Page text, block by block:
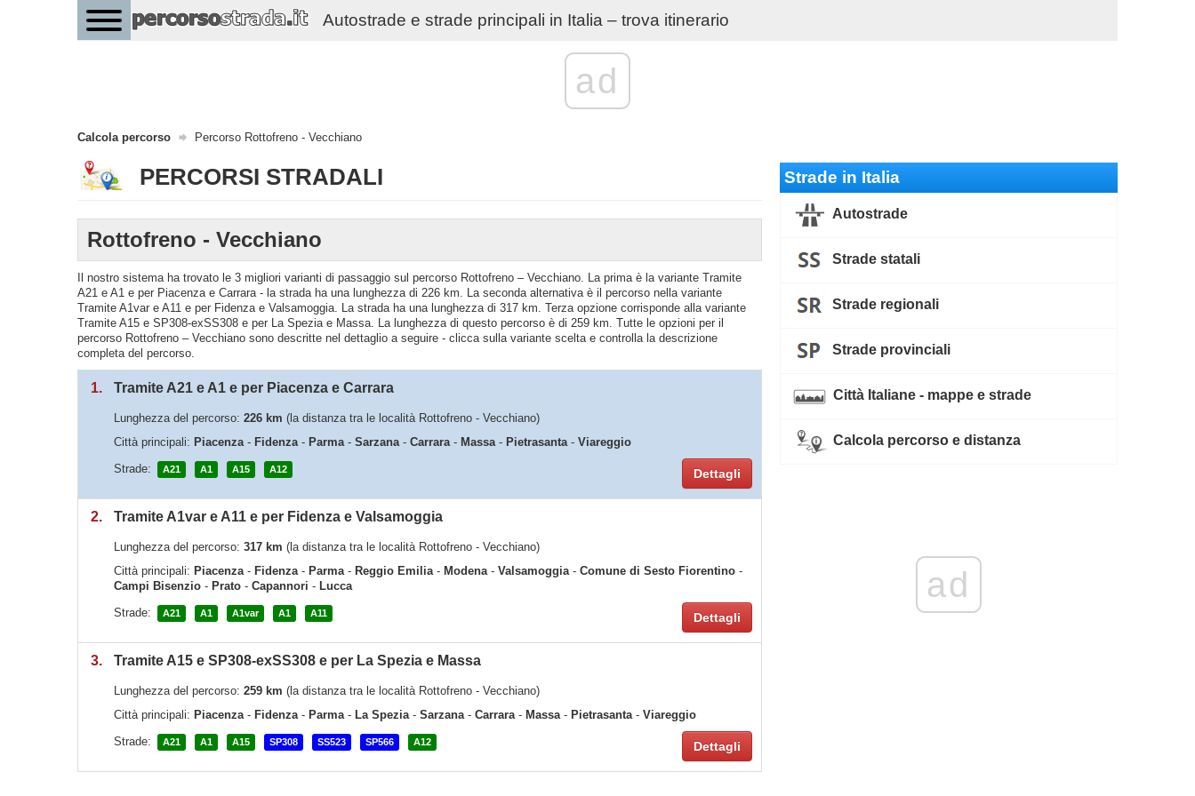
Autostrade e strade principali in Italia – trova itinerario
ad
Calcola percorso Percorso Rottofreno - Vecchiano
PERCORSI STRADALI
Rottofreno - Vecchiano
Il nostro sistema ha trovato le 3 migliori varianti di passaggio sul percorso Rottofreno – Vecchiano. La prima è la variante Tramite
A21 e A1 e per Piacenza e Carrara - la strada ha una lunghezza di 226 km. La seconda alternativa è il percorso nella variante
Tramite A1var e A11 e per Fidenza e Valsamoggia. La strada ha una lunghezza di 317 km. Terza opzione corrisponde alla variante
Tramite A15 e SP308-exSS308 e per La Spezia e Massa. La lunghezza di questo percorso è di 259 km. Tutte le opzioni per il
percorso Rottofreno – Vecchiano sono descritte nel dettaglio a seguire - clicca sulla variante scelta e controlla la descrizione
completa del percorso.
1. Tramite A21 e A1 e per Piacenza e Carrara
Lunghezza del percorso: 226 km (la distanza tra le località Rottofreno - Vecchiano)
Città principali: Piacenza- Fidenza- Parma- Sarzana- Carrara- Massa- Pietrasanta- Viareggio
Strade:
A21 A1 A15 A12 Dettagli
2. Tramite A1var e A11 e per Fidenza e Valsamoggia
Lunghezza del percorso: 317 km (la distanza tra le località Rottofreno - Vecchiano)
Città principali: Piacenza- Fidenza- Parma- Reggio Emilia- Modena- Valsamoggia- Comune di Sesto Fiorentino -
Campi Bisenzio - Prato - Capannori - Lucca
Strade:
A21 A1 A1var A1 A11 Dettagli
3. Tramite A15 e SP308-exSS308 e per La Spezia e Massa
Lunghezza del percorso: 259 km (la distanza tra le località Rottofreno - Vecchiano)
Città principali: Piacenza- Fidenza- Parma- La Spezia- Sarzana- Carrara- Massa- Pietrasanta- Viareggio
Strade:
A21 A1 A15 SP308 SS523 SP566 A12 Dettagli
Strade in Italia
Autostrade
Strade statali
Strade regionali
Strade provinciali
Città Italiane - mappe e strade
Calcola percorso e distanza
ad